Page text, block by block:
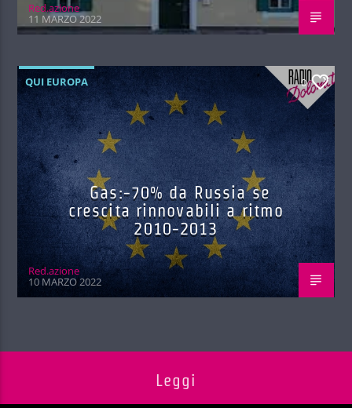
Red.azione
11 MARZO 2022
QUI EUROPA 0
Gas:-70% da Russia se
crescita rinnovabili a ritmo
2010-2013
Red.azione
10 MARZO 2022
Leggi